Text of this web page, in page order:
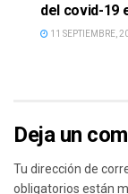
del covid-19
11 SEPTIEMBRE,
Deja un
Tu dirección de
obligatorios están